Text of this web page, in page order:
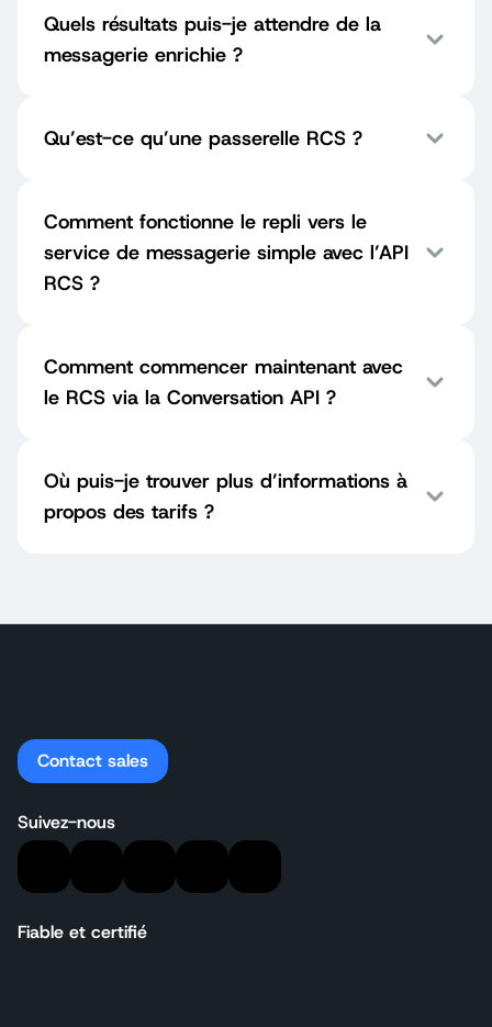
Quels résultats puis-je attendre de la
messagerie enrichie ?
Qu’est-ce qu’une passerelle RCS ?
Comment fonctionne le repli vers le
service de messagerie simple avec l’API
RCS ?
Comment commencer maintenant avec
le RCS via la Conversation API ?
Où puis-je trouver plus d’informations à
propos des tarifs ?
Contact sales
Suivez-nous
Fiable et certifié